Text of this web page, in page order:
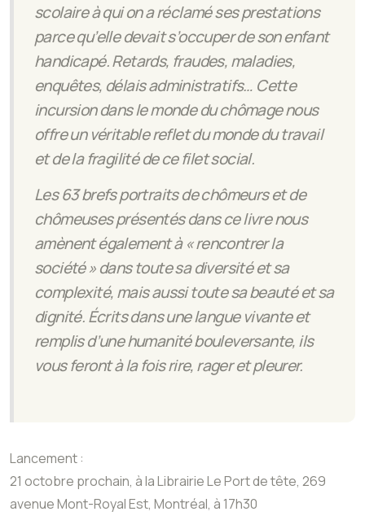
scolaire à qui on a réclamé ses prestations
parce qu’elle devait s’occuper de son enfant
handicapé. Retards, fraudes, maladies,
enquêtes, délais administratifs… Cette
incursion dans le monde du chômage nous
offre un véritable reflet du monde du travail
et de la fragilité de ce filet social.
Les63brefs portraits de chômeurs et de
chômeuses présentés dans ce livre nous
amènent également à « rencontrer la
société » dans toute sa diversité et sa
complexité, mais aussi toute sa beauté et sa
dignité. Écrits dans une langue vivante et
remplis d’une humanité bouleversante, ils
vous feront à la fois rire, rager et pleurer.
Lancement :
21 octobre prochain, à la Librairie Le Port de tête, 269
avenue Mont-Royal Est, Montréal, à 17h30